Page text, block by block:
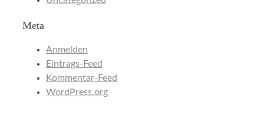
Meta
Anmelden
Eintrags-Feed
Kommentar-Feed
WordPress.org